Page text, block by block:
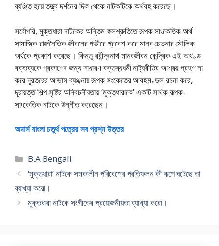
ব্যঞ্জিত হয়ে তত্ত্ব দর্শনের দিক থেকে নাটকটিকে অর্থবহ করেছে।
সর্বোপরি, মুক্তধারা নাটকের অন্তিম ফলশ্রুতিতে রূপক সাংকেতিক অর্থ
সামাজিক রাজনৈতিক জীবনের গভীরে প্রবেশ করে মানব চেতনার মৌলিক
অর্থকে প্রকাশ করেছে। কিন্তু রবীন্দ্রনাথ মানবজীবন কেন্দ্রিক এই অখণ্ড
বক্তব্যকে প্রকাশের জন্য সাধারণ বক্তব্যধর্মী নাট্যরীতির আশ্রয় গ্রহণ না
করে দূরতরের আভাস ব্যঞ্জনায় রূপক সংকেতের আবহমণ্ডল রচনা করে,
দূরায়ত্ত শিল্প সৃষ্টির অনিবচনীয়তায় ‘মুক্তধারাকে’ একটি সার্থক রূপক-
সাংকেতিক নাটকে উন্নীত করেছেন।
অনার্স বাংলা চতুর্থ পত্রের সব প্রশ্ন উত্তর
Categories
B.A Bengali
‘মুক্তধারা’ নাটকে সমকালীন পরিবেশের প্রতিফলন কী রূপে ঘটেছে তা
ব্যাখ্যা করো।
মুক্তধারা নাটকে সংগীতের প্রয়োজনীয়তা ব্যাখ্যা করো।